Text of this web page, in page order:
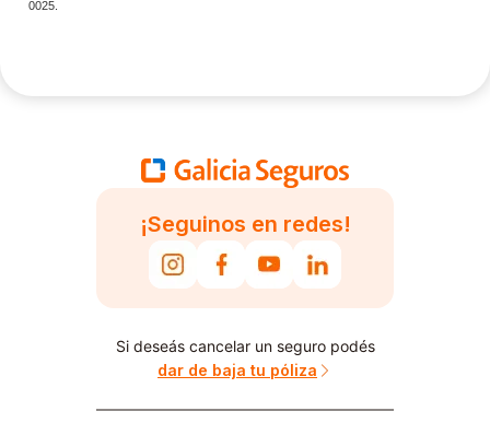
0025.
¡Seguinos en redes!
Si deseás cancelar un seguro podés
dar de baja tu póliza